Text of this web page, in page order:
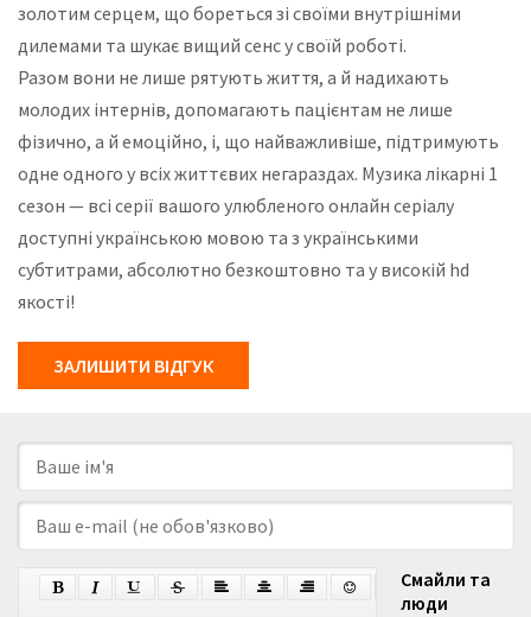
золотим серцем, що бореться зі своїми внутрішніми
дилемами та шукає вищий сенс у своїй роботі.
Разом вони не лише рятують життя, а й надихають
молодих інтернів, допомагають пацієнтам не лише
фізично, а й емоційно, і, що найважливіше, підтримують
одне одного у всіх життєвих негараздах. Музика лікарні 1
сезон — всі серії вашого улюбленого онлайн серіалу
доступні українською мовою та з українськими
субтитрами, абсолютно безкоштовно та у високій hd
якості!
ЗАЛИШИТИ ВІДГУК
Смайли та
люди